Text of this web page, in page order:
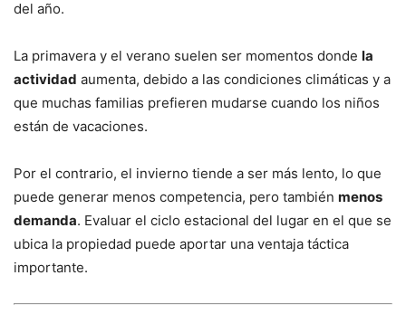
del año.
La primavera y el verano suelen ser momentos donde la
actividad aumenta, debido a las condiciones climáticas y a
que muchas familias prefieren mudarse cuando los niños
están de vacaciones.
Por el contrario, el invierno tiende a ser más lento, lo que
puede generar menos competencia, pero también menos
demanda. Evaluar el ciclo estacional del lugar en el que se
ubica la propiedad puede aportar una ventaja táctica
importante.